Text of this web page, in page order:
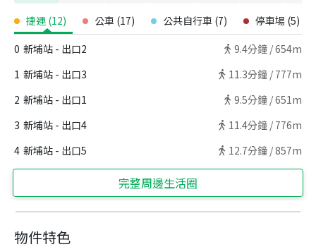
物件特色
捷運 (12) 公車 (17) 公共自行車 (7) 停車場 (5)
0 新埔站 - 出口2 9.4分鐘 /654m
1 新埔站 - 出口3 11.3分鐘 / 777m
2 新埔站 - 出口1 9.5分鐘 /651m
3 新埔站 - 出口4 11.4分鐘 / 776m
4 新埔站 - 出口5 12.7分鐘 /857m
完整周邊生活圈